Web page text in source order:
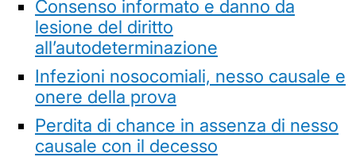
Consenso informato e danno da
lesione del diritto
all’autodeterminazione
Infezioni nosocomiali, nesso causale e
onere della prova
Perdita di chance in assenza di nesso
causale con il decesso